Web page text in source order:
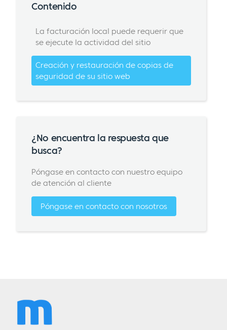
Contenido
La facturación local puede requerir que
se ejecute la actividad del sitio
Creación y restauración de copias de
seguridad de su sitio web
¿No encuentra la respuesta que
busca?
Póngase en contacto con nuestro equipo
de atención al cliente
Póngase en contacto con nosotros